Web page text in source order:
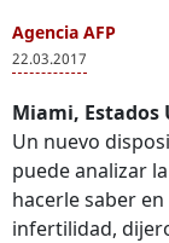
Agencia AFP
22.03.2017
Miami, Estados
Un nuevo
puede analizar
hacerle saber
infertilidad,